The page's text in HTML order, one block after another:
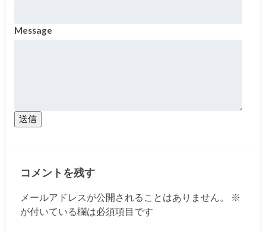
Message
送信
コメントを残す
メールアドレスが公開されることはありません。
※
が付いている欄は必須項目です